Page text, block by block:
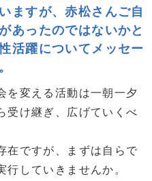
ますが、赤松さんご自
あったのではないかと
活躍についてメッセー
を変える活動は一朝一夕
受け継ぎ、広げていくべ
在ですが、まずは自らで
していきませんか。